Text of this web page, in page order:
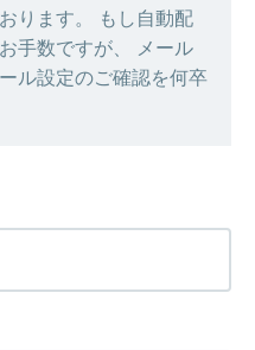
ります。 もし自動配
手数ですが、 メール
ル設定のご確認を何卒